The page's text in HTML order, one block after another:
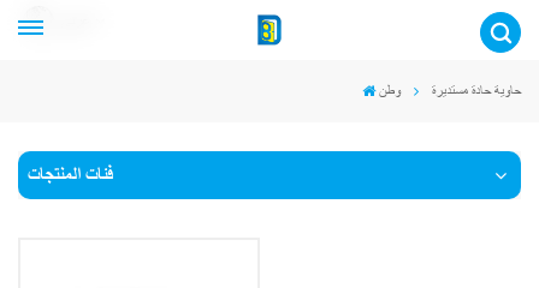
وطن حاوية حادة مستديرة
فئات المنتجات